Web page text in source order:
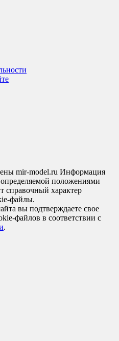
mir-model.ru Информация
определяемой положениями
справочный характер
файлы.
вы подтверждаете свое
файлов в соответствии с
.